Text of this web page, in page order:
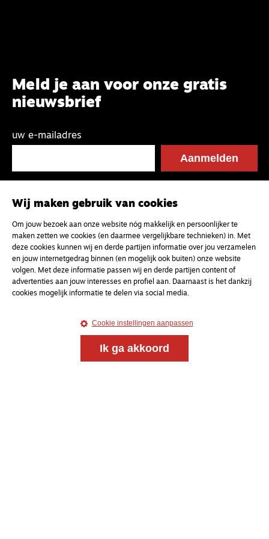
Meld je aan voor onze gratis
nieuwsbrief
uw e-mailadres
Wij maken gebruik van cookies
Om jouw bezoek aan onze website nóg makkelijk en persoonlijker te
maken zetten we cookies (en daarmee vergelijkbare technieken) in. Met
deze cookies kunnen wij en derde partijen informatie over jou verzamelen
en jouw internetgedrag binnen (en mogelijk ook buiten) onze website
volgen. Met deze informatie passen wij en derde partijen content of
advertenties aan jouw interesses en profiel aan. Daarnaast is het dankzij
cookies mogelijk informatie te delen via social media.
Cookie instellingen aanpassen
Ik ga akkoord